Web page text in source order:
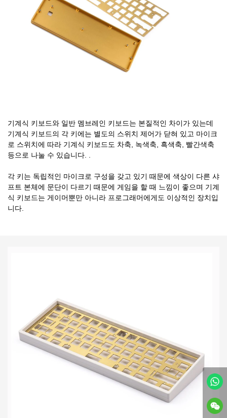
기계식 키보드와 일반 멤브레인 키보드는 본질적인 차이가 있는데
기계식 키보드의 각 키에는 별도의 스위치 제어가 닫혀 있고 마이크
로 스위치에 따라 기계식 키보드도 차축, 녹색축, 흑색축, 빨간색축
등으로 나눌 수 있습니다. .
각 키는 독립적인 마이크로 구성을 갖고 있기 때문에 색상이 다른 샤
프트 본체에 문단이 다르기 때문에 게임을 할 때 느낌이 좋으며 기계
식 키보드는 게이머뿐만 아니라 프로그래머에게도 이상적인 장치입
니다.